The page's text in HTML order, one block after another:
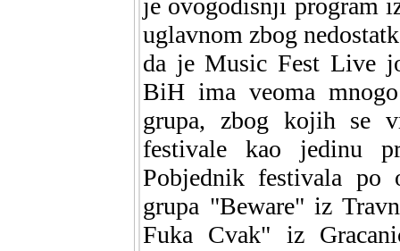
je ovogodisnji program
uglavnom zbog
da je Music Fest Live
BiH ima veoma
grupa, zbog kojih se
festivale kao jedinu
Pobjednik festivala po
grupa "Beware" iz
Fuka Cvak" iz